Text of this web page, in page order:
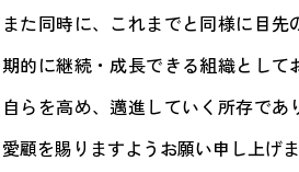
また同時に、これまでと同様に目
期的に継続・成長できる組織として
自らを高め、邁進していく所存で
愛顧を賜りますようお願い申し上げま